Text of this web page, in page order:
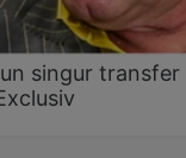
singur transfer